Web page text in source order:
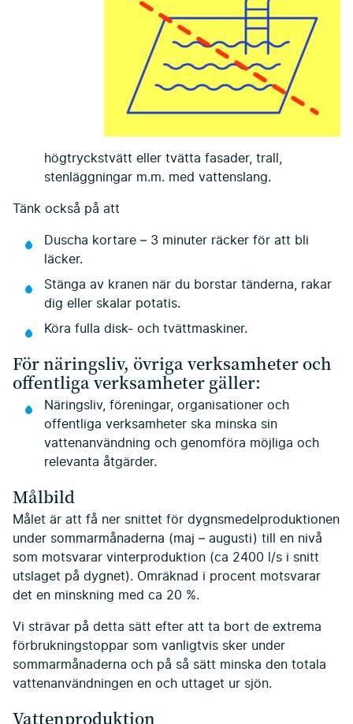
högtryckstvätt eller tvätta fasader, trall,
stenläggningar m.m. med vattenslang.
Tänk också på att
Duscha kortare – 3 minuter räcker för att bli
läcker.
Stänga av kranen när du borstar tänderna, rakar
dig eller skalar potatis.
Köra fulla disk- och tvättmaskiner.
För näringsliv, övriga verksamheter och
offentliga verksamheter gäller:
Näringsliv, föreningar, organisationer och
offentliga verksamheter ska minska sin
vattenanvändning och genomföra möjliga och
relevanta åtgärder.
Målbild
Målet är att få ner snittet för dygnsmedelproduktionen
under sommarmånaderna (maj – augusti) till en nivå
som motsvarar vinterproduktion (ca 2400 l/s i snitt
utslaget på dygnet). Omräknad i procent motsvarar
det en minskning med ca 20 %.
Vi strävar på detta sätt efter att ta bort de extrema
förbrukningstoppar som vanligtvis sker under
sommarmånaderna och på så sätt minska den totala
vattenanvändningen en och uttaget ur sjön.
Vattenproduktion